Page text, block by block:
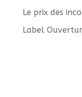
Le prix des
Label